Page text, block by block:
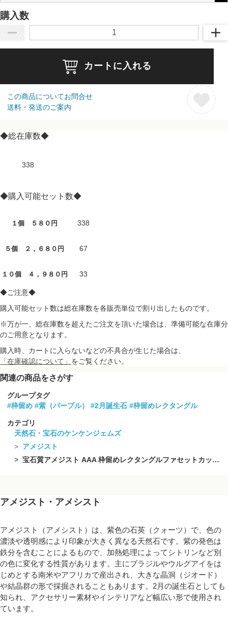
購入数
カートに入れる
この商品についてお問合せ
送料・発送のご案内
◆総在庫数◆
338
◆購入可能セット数◆
１個 ５８０円 338
５個 ２，６８０円 67
１０個 ４，９８０円 33
◆ご注意◆
購入可能セット数は総在庫数を各販売単位で割り出したものです。
※万が一、総在庫数を超えたご注文を頂いた場合は、準備可能な在庫分
のご用意となります。
購入時、カートに入らないなどの不具合が生じた場合は、
「在庫確認について」 をご覧ください。
関連の商品をさがす
グループタグ
#枠留め #紫（パープル） #2月誕生石 #枠留めレクタングル
カテゴリ
天然石・宝石のケンケンジェムズ
アメジスト
宝石質アメジスト AAA 枠留めレクタングルファセットカット9×7mm 18KGP 1個
アメジスト・アメシスト
アメジスト（アメシスト）は、紫色の石英（クォーツ）で、色の
濃淡や透明感により印象が大きく異なる天然石です。紫の発色は
鉄分を含むことによるもので、加熱処理によってシトリンなど別
の色に変化する性質があります。主にブラジルやウルグアイをは
じめとする南米やアフリカで産出され、大きな晶洞（ジオード）
や結晶群の形で採掘されることもあります。2月の誕生石としても
知られ、アクセサリー素材やインテリアなど幅広い形で使用され
ています。